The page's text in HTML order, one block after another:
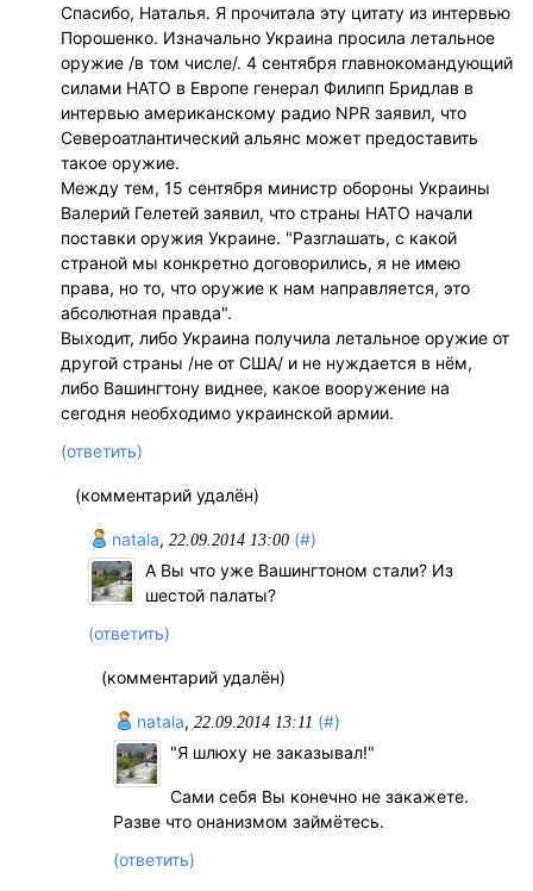
Спасибо, Наталья. Я прочитала эту цитату из интервью
Порошенко. Изначально Украина просила летальное
оружие /в том числе/. 4 сентября главнокомандующий
силами НАТО в Европе генерал Филипп Бридлав в
интервью американскому радио NPR заявил, что
Североатлантический альянс может предоставить
такое оружие.
Между тем, 15 сентября министр обороны Украины
Валерий Гелетей заявил, что страны НАТО начали
поставки оружия Украине. "Разглашать, с какой
страной мы конкретно договорились, я не имею
права, но то, что оружие к нам направляется, это
абсолютная правда".
Выходит, либо Украина получила летальное оружие от
другой страны /не от США/ и не нуждается в нём,
либо Вашингтону виднее, какое вооружение на
сегодня необходимо украинской армии.
(ответить)
(комментарий удалён)
natala,22.09.2014 13:00 (#)
А Вы что уже Вашингтоном стали? Из
шестой палаты?
(ответить)
(комментарий удалён)
natala,22.09.2014 13:11 (#)
"Я шлюху не заказывал!"
Сами себя Вы конечно не закажете.
Разве что онанизмом займётесь.
(ответить)